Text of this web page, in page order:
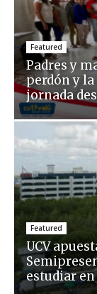
Featured
Padres y
perdón y
jornada
Featured
UCV
estudiar en